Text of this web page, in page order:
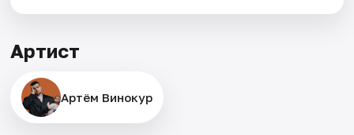
Артист
Артём Винокур